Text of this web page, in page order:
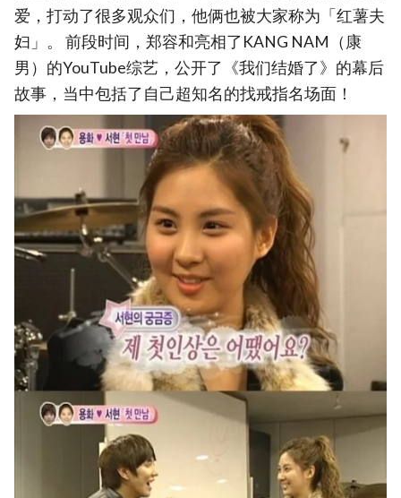
爱，打动了很多观众们，他俩也被大家称为「红薯夫
妇」。 前段时间，郑容和亮相了KANG NAM（康
男）的YouTube综艺，公开了《我们结婚了》的幕后
故事，当中包括了自己超知名的找戒指名场面！